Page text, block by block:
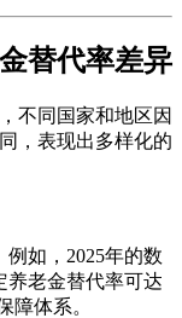
替代率差异
不同国家和地区因
，表现出多样化的
如，2025年的数
养老金替代率可达
障体系。